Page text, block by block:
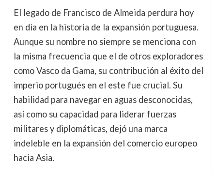
El legado de Francisco de Almeida perdura hoy
en día en la historia de la expansión portuguesa.
Aunque su nombre no siempre se menciona con
la misma frecuencia que el de otros exploradores
como Vasco da Gama, su contribución al éxito del
imperio portugués en el este fue crucial. Su
habilidad para navegar en aguas desconocidas,
así como su capacidad para liderar fuerzas
militares y diplomáticas, dejó una marca
indeleble en la expansión del comercio europeo
hacia Asia.